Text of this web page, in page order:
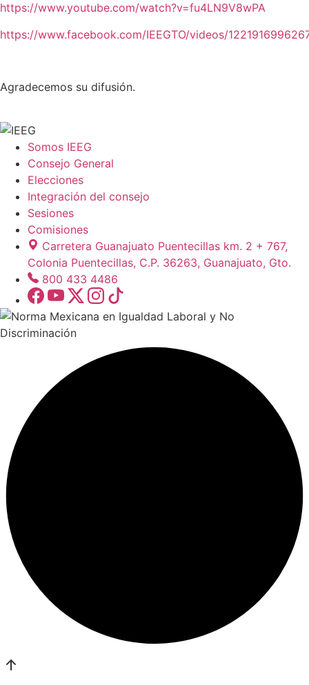
https://www.youtube.com/watch?v=fu4LN9V8wPA
https://www.facebook.com/IEEGTO/videos/
Agradecemos su difusión.
Somos IEEG
Consejo General
Elecciones
Integración del consejo
Sesiones
Comisiones
Carretera Guanajuato Puentecillas km. 2 + 767,
Colonia Puentecillas, C.P. 36263, Guanajuato, Gto.
800 433 4486